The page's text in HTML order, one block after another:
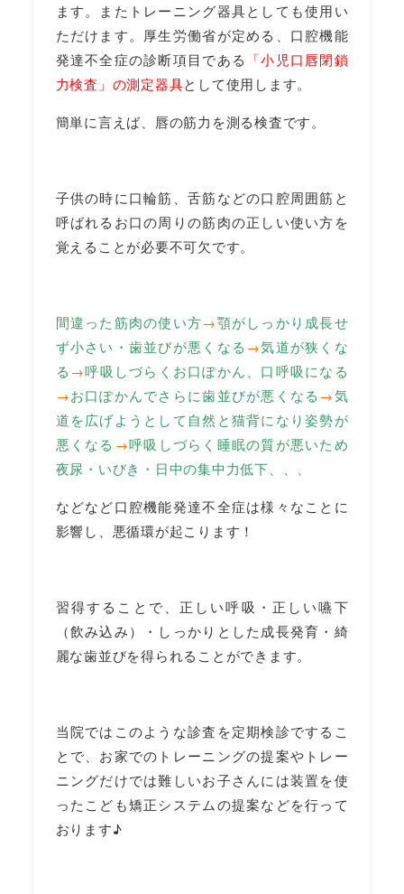
ます。またトレーニング器具としても使用い
ただけます。厚生労働省が定める、口腔機能
発達不全症の診断項目である 「小児口唇閉鎖
力検査」の測定器具として使用します。
簡単に言えば、唇の筋力を測る検査です。
子供の時に口輪筋、舌筋などの口腔周囲筋と
呼ばれるお口の周りの筋肉の正しい使い方を
覚えることが必要不可欠です。
間違った筋肉の使い方→顎がしっかり成長せ
ず小さい・歯並びが悪くなる →気道が狭くな
る →呼吸しづらくお口ぽかん、口呼吸になる
→お口ぽかんでさらに歯並びが悪くなる →気
道を広げようとして自然と猫背になり姿勢が
悪くなる →呼吸しづらく睡眠の質が悪いため
夜尿・いびき・日中の集中力低下、、、
などなど口腔機能発達不全症は様々なことに
影響し、悪循環が起こります！
習得することで、正しい呼吸・正しい嚥下
（飲み込み）・しっかりとした成長発育・綺
麗な歯並びを得られることができます。
当院ではこのような診査を定期検診でするこ
とで、お家でのトレーニングの提案やトレー
ニングだけでは難しいお子さんには装置を使
ったこども矯正システムの提案などを行って
おります♪